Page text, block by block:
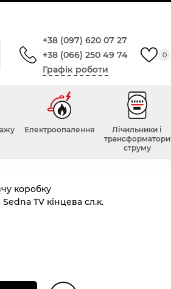
+38 (097) 620 07 27
+38 (066) 250 49 74
Графік роботи
0
Електроопалення
Лічильники і
трансформатори
струму
коробку
TV кінцева сл.к.